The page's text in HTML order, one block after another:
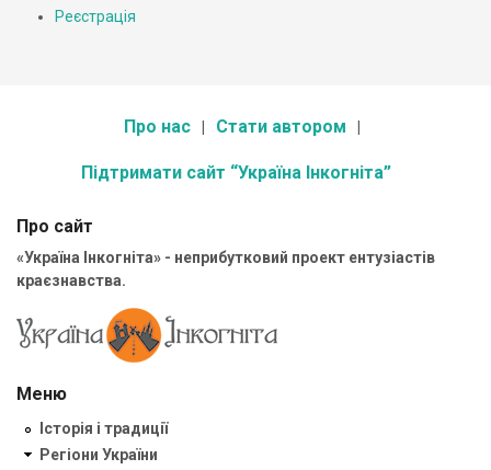
Реєстрація
Про нас Стати автором
Підтримати сайт “Україна Інкогніта”
Про сайт
«Україна Інкогніта» - неприбутковий проект ентузіастів
краєзнавства.
Меню
Історія і традиції
Регіони України